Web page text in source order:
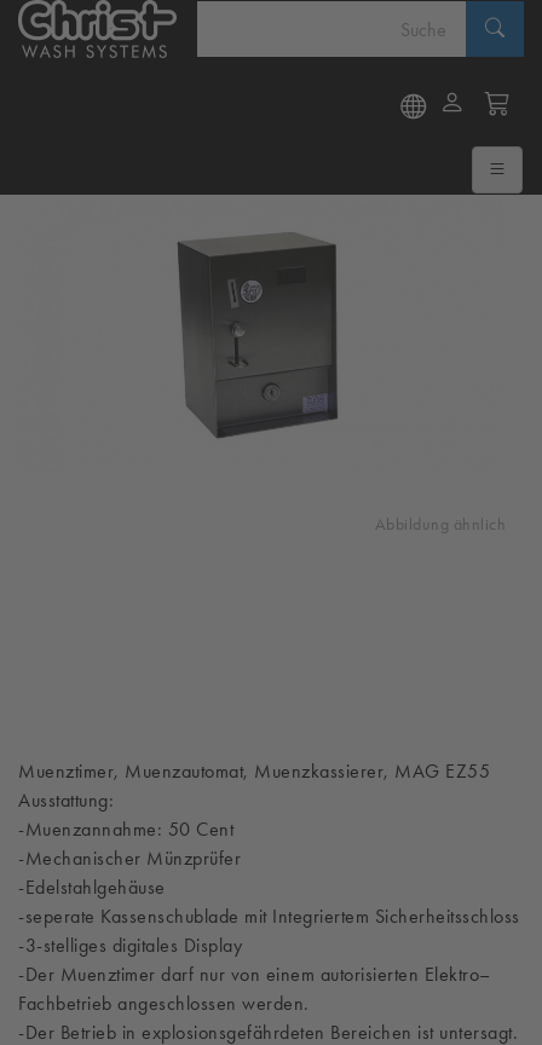
Abbildung ähnlich
Muenztimer, Muenzautomat, Muenzkassierer, MAG EZ55
Ausstattung:
-Muenzannahme: 50 Cent
-Mechanischer Münzprüfer
-Edelstahlgehäuse
-seperate Kassenschublade mit Integriertem Sicherheitsschloss
-3-stelliges digitales Display
-Der Muenztimer darf nur von einem autorisierten Elektro–
Fachbetrieb angeschlossen werden.
-Der Betrieb in explosionsgefährdeten Bereichen ist untersagt.